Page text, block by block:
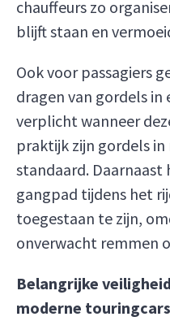
chauffeurs zo
blijft staan en
Ook voor passagiers
dragen van gordels
verplicht wanneer
praktijk zijn gordels
standaard.
gangpad tijdens het
toegestaan te zijn,
onverwacht remmen
Belangrijke
moderne touringcars